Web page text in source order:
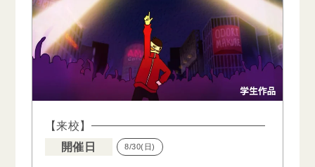
【来校】
開催日
8/30(日)